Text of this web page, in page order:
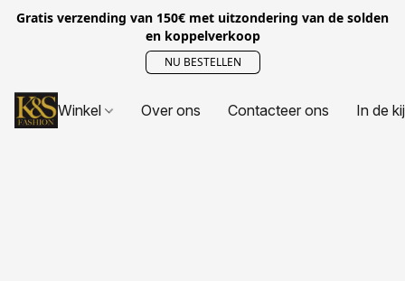
Gratis verzending van 150€ met uitzondering van de solden
en koppelverkoop
NU BESTELLEN
Winkel Over ons Contacteer ons In de